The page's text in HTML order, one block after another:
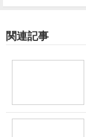
関連記事